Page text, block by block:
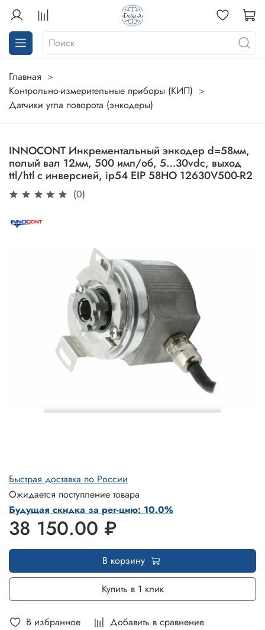
Главная
Контрольно-измерительные приборы (КИП)
Датчики угла поворота (энкодеры)
INNOCONT Инкрементальный энкодер d=58мм,
полый вал 12мм, 500 имп/об, 5…30vdc, выход
ttl/htl с инверсией, ip54 EIP 58HO 12630V500-R2
(0)
В избранное Добавить в сравнение
Быстрая доставка по России
Ожидается поступление товара
Будущая скидка за рег-цию: 10.0%
38 150.00 ₽
В корзину
Купить в 1 клик